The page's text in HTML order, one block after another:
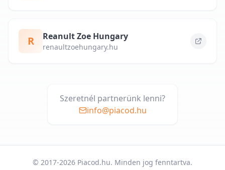
R Reanult Zoe Hungary
renaultzoehungary.hu
Szeretnél partnerünk lenni?
info@piacod.hu
© 2017-2026 Piacod.hu. Minden jog fenntartva.